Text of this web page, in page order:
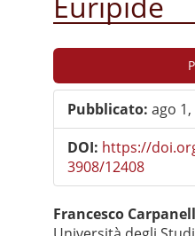
Barra
laterale
Pubblicato: ago
DOI: https://
3908/12408
Contenuto
Francesco